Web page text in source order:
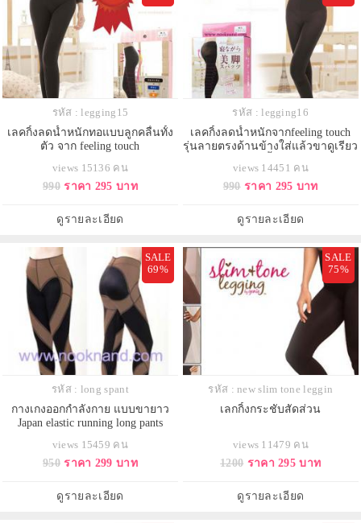
รหัส : legging15
เลคกิ้งลดน้ำหนักทอแบบลูกคลื่นทั้ง
ตัว จาก feeling touch
views 15136 คน
990 ราคา 295 บาท
ดูรายละเอียด
รหัส : legging16
เลคกิ้งลดน้ำหนักจากfeeling touch
รุ่นลายตรงด้านข้างใส่แล้วขาดูเรียว
views 14451 คน
990 ราคา 295 บาท
ดูรายละเอียด
SALE
69%
รหัส : long spant
กางเกงออกกำลังกาย แบบขายาว
Japan elastic running long pants
views 15459 คน
950 ราคา 299 บาท
ดูรายละเอียด
SALE
75%
รหัส : new slim tone leggin
เลกกิ้งกระชับสัดส่วน
views 11479 คน
1200 ราคา 295 บาท
ดูรายละเอียด